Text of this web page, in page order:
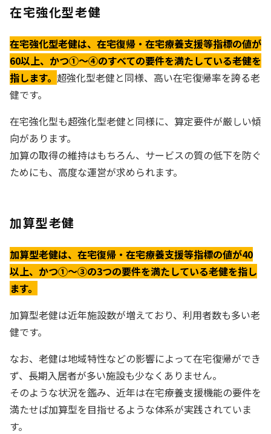
在宅強化型老健
在宅強化型老健は、在宅復帰・在宅療養支援等指標の値が
60以上、かつ①〜④のすべての要件を満たしている老健を
指します。 超強化型老健と同様、高い在宅復帰率を誇る老
健です。
在宅強化型も超強化型老健と同様に、算定要件が厳しい傾
向があります。
加算の取得の維持はもちろん、サービスの質の低下を防ぐ
ためにも、高度な運営が求められます。
加算型老健
加算型老健は、在宅復帰・在宅療養支援等指標の値が40
以上、かつ①〜③の3つの要件を満たしている老健を指し
ます。
加算型老健は近年施設数が増えており、利用者数も多い老
健です。
なお、老健は地域特性などの影響によって在宅復帰ができ
ず、長期入居者が多い施設も少なくありません。
そのような状況を鑑み、近年は在宅療養支援機能の要件を
満たせば加算型を目指せるような体系が実践されていま
す。